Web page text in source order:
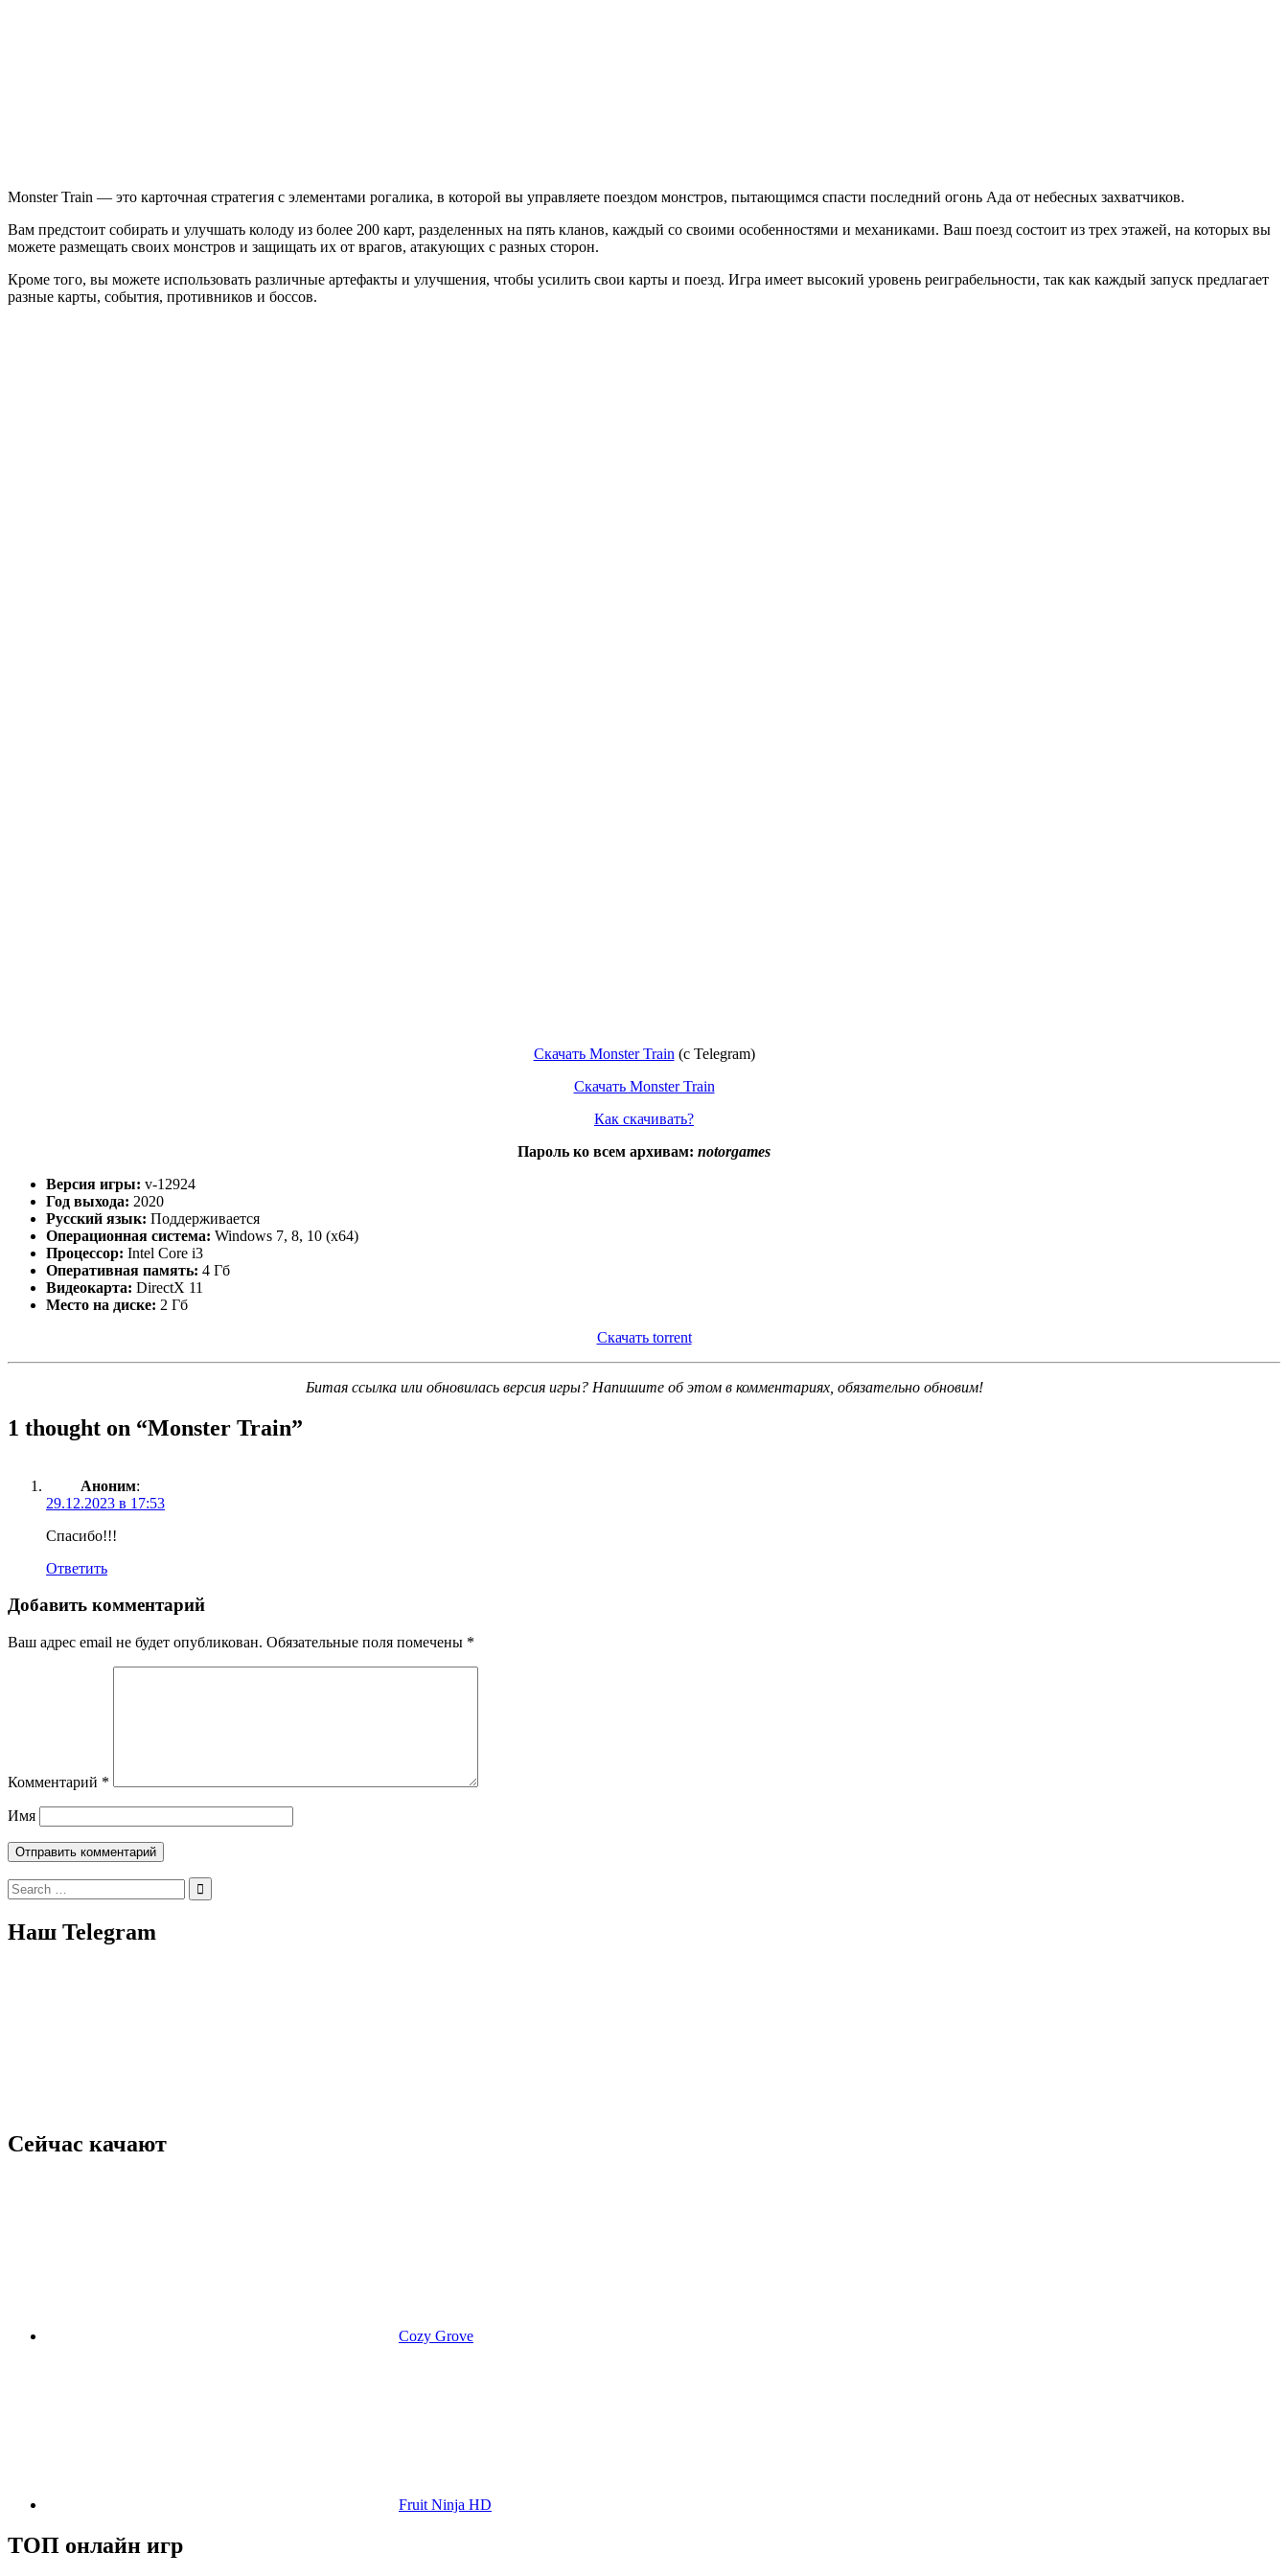
Monster Train — это карточная стратегия с элементами рогалика, в которой вы управляете поездом монстров, пытающимся спасти последний огонь Ада от небесных захватчиков.
Вам предстоит собирать и улучшать колоду из более 200 карт, разделенных на пять кланов, каждый со своими особенностями и механиками. Ваш поезд состоит из трех этажей, на которых вы
можете размещать своих монстров и защищать их от врагов, атакующих с разных сторон.
Кроме того, вы можете использовать различные артефакты и улучшения, чтобы усилить свои карты и поезд. Игра имеет высокий уровень реиграбельности, так как каждый запуск предлагает
разные карты, события, противников и боссов.
Скачать Monster Train (с Telegram)
Скачать Monster Train
Как скачивать?
Пароль ко всем архивам: notorgames
Версия игры: v-12924
Год выхода: 2020
Русский язык: Поддерживается
Операционная система: Windows 7, 8, 10 (x64)
Процессор: Intel Core i3
Оперативная память: 4 Гб
Видеокарта: DirectX 11
Место на диске: 2 Гб
Скачать torrent
Битая ссылка или обновилась версия игры? Напишите об этом в комментариях, обязательно обновим!
1 thought on “Monster Train”
Аноним:
29.12.2023 в 17:53
Спасибо!!!
Ответить
Добавить комментарий
Ваш адрес email не будет опубликован. Обязательные поля помечены *
Комментарий *
Имя
Search
for:
Наш Telegram
Сейчас качают
Cozy Grove
Fruit Ninja HD
ТОП онлайн игр